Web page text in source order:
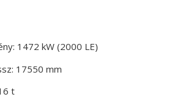
1472 kW (2000 LE)
17550 mm
t